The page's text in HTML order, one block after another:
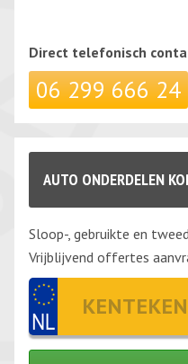
Direct telefonisch
06 299 666 24
AUTO ONDERDELEN
Sloop-, gebruikte en
Vrijblijvend offertes